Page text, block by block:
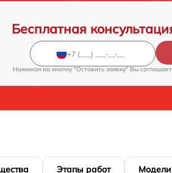
Бесплатная
Нажимая на кнопку "Оставить заявку" Вы
Этапы работ Модели